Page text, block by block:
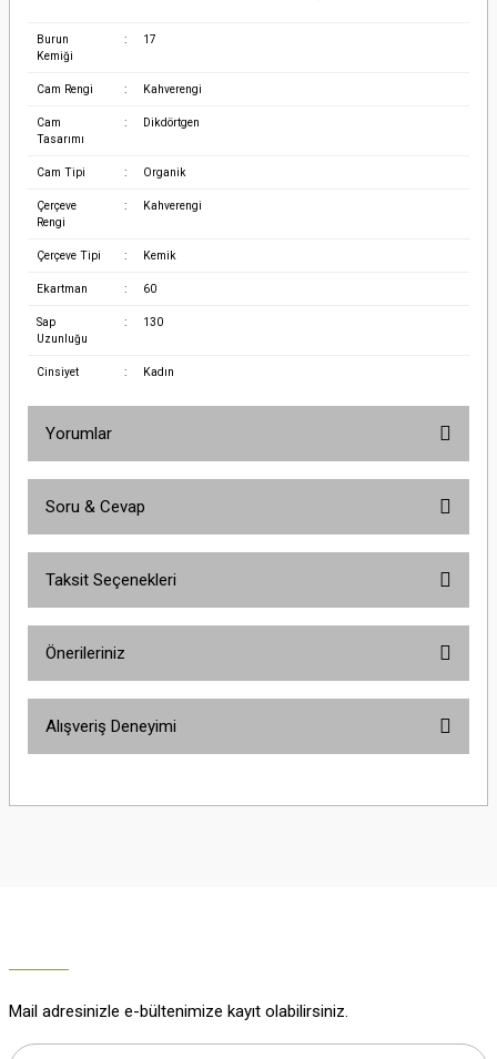
Burun
Kemiği
: 17
Cam Rengi : Kahverengi
Cam
Tasarımı
: Dikdörtgen
Cam Tipi : Organik
Çerçeve
Rengi
: Kahverengi
Çerçeve Tipi : Kemik
Ekartman : 60
Sap
Uzunluğu
: 130
Cinsiyet : Kadın
Yorumlar
Soru & Cevap
Taksit Seçenekleri
Önerileriniz
yetersiz gördüğünüz noktaları öneri formunu kullanarak tarafımıza
Alışveriş Deneyimi
Mail adresinizle e-bültenimize kayıt olabilirsiniz.